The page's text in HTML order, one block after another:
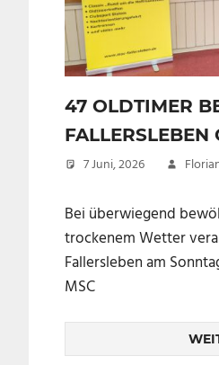
47 OLDTIMER
FALLERSLEBEN
7 Juni, 2026
Bei überwiegend
trockenem Wetter
Fallersleben am
MSC